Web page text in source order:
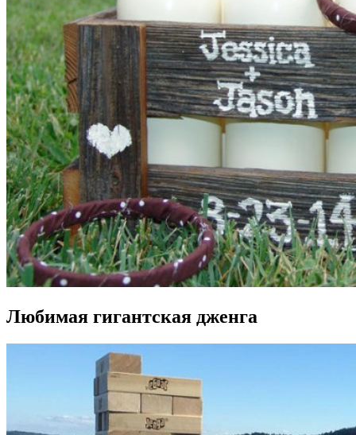
Любимая гигантская дженга